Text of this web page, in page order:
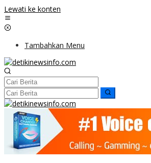
Lewati ke konten
Tambahkan Menu